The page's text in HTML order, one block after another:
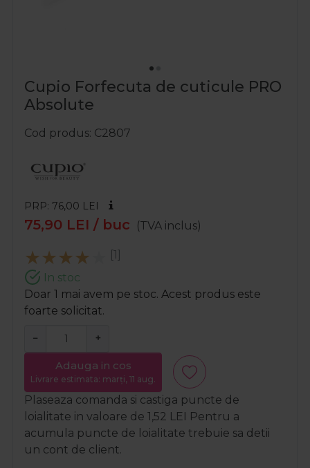
Cupio Forfecuta de cuticule PRO
Absolute
Cod produs C2807
PRP: 76,00 LEI
75,90 LEI / buc (TVA inclus)
[1]
In stoc
Doar 1 mai avem pe stoc. Acest produs este
foarte solicitat.
− +
Adauga in cos
Livrare estimata: marți, 11 aug.
Plaseaza comanda si castiga puncte de
loialitate in valoare de 1,52 LEI Pentru a
acumula puncte de loialitate trebuie sa detii
un cont de client.